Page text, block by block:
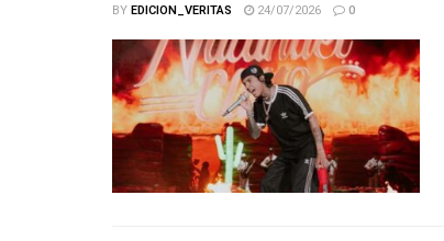
BYEDICION_VERITAS 24/07/2026 0